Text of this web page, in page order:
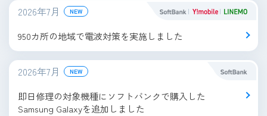
2026年7月 NEW
950カ所の地域で電波対策を実施しました
2026年7月 NEW
即日修理の対象機種にソフトバンクで購入した
Samsung Galaxyを追加しました